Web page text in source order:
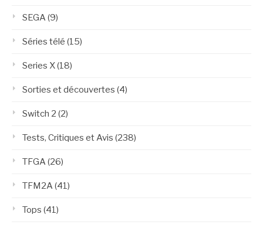
SEGA(9)
Séries télé (15)
Series X(18)
Sorties et découvertes (4)
Switch 2 (2)
Tests, Critiques et Avis (238)
TFGA(26)
TFM2A(41)
Tops (41)